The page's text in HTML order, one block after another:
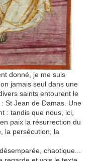
donné, je me suis
jamais seul dans une
saints entourent le
St Jean de Damas. Une
: tandis que nous, ici,
paix la résurrection du
la persécution, la
chaotique...